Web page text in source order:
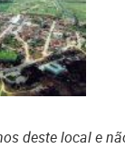
deste local e